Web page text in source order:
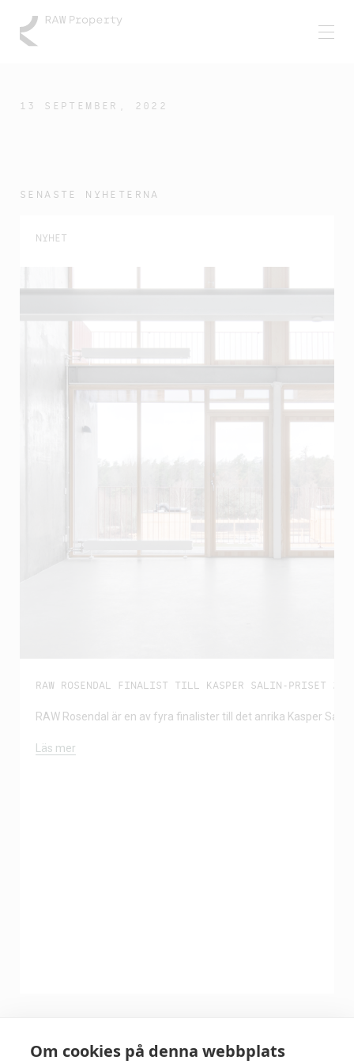
Om cookies på denna webbplats
13 SEPTEMBER, 2022
SENASTE NYHETERNA
NYHET
RAW ROSENDAL FINALIST TILL KASPER SALIN-PRISET
RAW Rosendal är en av fyra finalister till det anrika Kasper
Läs mer